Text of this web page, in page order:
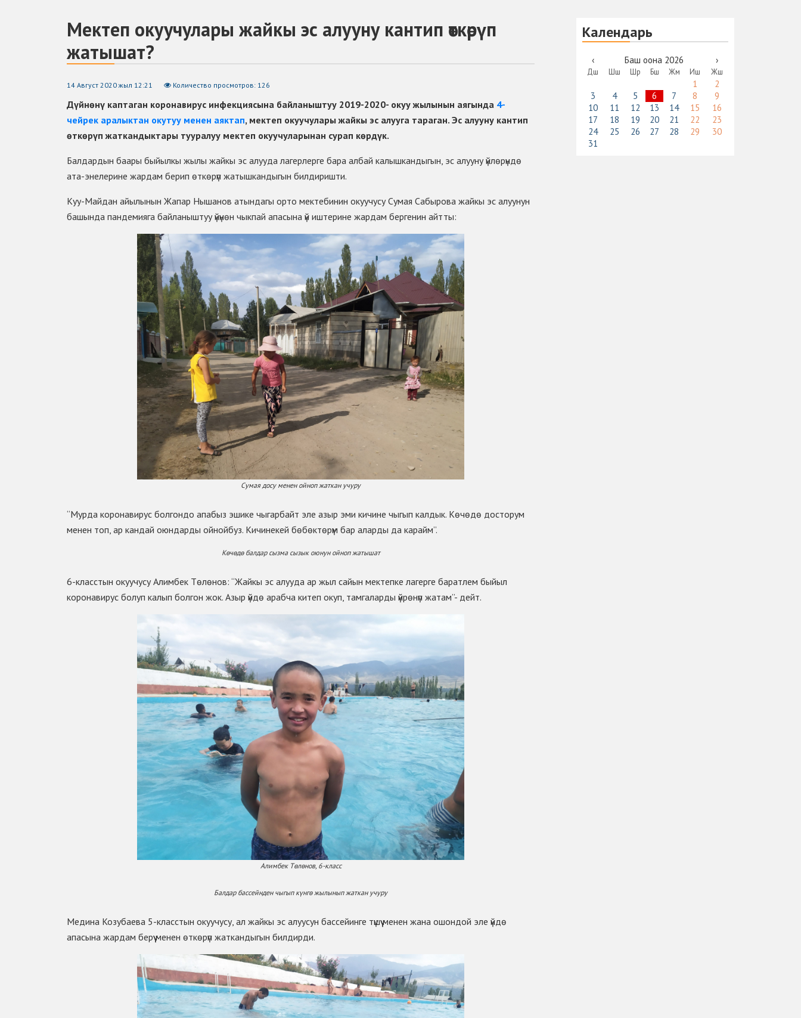
Мектеп окуучулары жайкы эс алууну кантип ѳткѳрүп
жатышат?
14 Август 2020 жыл 12:21 Количество просмотров: 126
Дүйнѳнү каптаган коронавирус инфекциясына байланыштуу 2019-2020- окуу жылынын аягында 4-
чейрек аралыктан окутуу менен аяктап, мектеп окуучулары жайкы эс алууга тараган. Эс алууну кантип
ѳткѳрүп жаткандыктары тууралуу мектеп окуучуларынан сурап кѳрдүк.
Балдардын баары быйылкы жылы жайкы эс алууда лагерлерге бара албай калышкандыгын, эс алууну үйлѳрүндѳ
ата-энелерине жардам берип ѳткѳрүп жатышкандыгын билдиришти.
Куу-Майдан айылынын Жапар Нышанов атындагы орто мектебинин окуучусу Сумая Сабырова жайкы эс алуунун
башында пандемияга байланыштуу үйүнѳн чыкпай апасына үй иштерине жардам бергенин айтты:
Сумая досу менен ойноп жаткан учуру
“Мурда коронавирус болгондо апабыз эшике чыгарбайт эле азыр эми кичине чыгып калдык. Кѳчѳдѳ досторум
менен топ, ар кандай оюндарды ойнойбуз. Кичинекей бѳбѳктѳрүм бар аларды да карайм”.
Кѳчѳдѳ балдар сызма сызык оюнун ойноп жатышат
6-класстын окуучусу Алимбек Тѳлѳнов: “Жайкы эс алууда ар жыл сайын мектепке лагерге баратлем быйыл
коронавирус болуп калып болгон жок. Азыр үйдѳ арабча китеп окуп, тамгаларды үйрѳнүп жатам”- дейт.
Алимбек Тѳлѳнов, 6-класс
Балдар бассейнден чыгып күнгѳ жылынып жаткан учуру
Медина Козубаева 5-класстын окуучусу, ал жайкы эс алуусун бассейинге түшүү менен жана ошондой эле үйдѳ
апасына жардам берүү менен ѳткѳрүп жаткандыгын билдирди.
Календарь
‹ Баш оона 2026 ›
Дш Шш Шр Бш Жм Иш Жш
1
2
3
4 5 6 7 8
9
10
11 12 13 14 15
16
17
18 19 20 21 22
23
24
25 26 27 28 29
30
31